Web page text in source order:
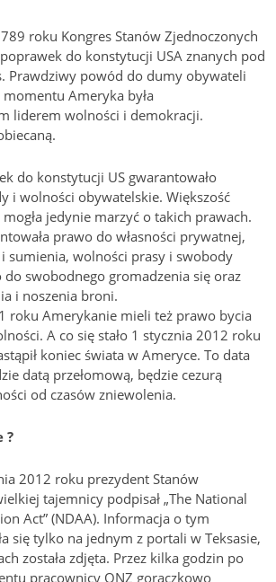
roku Kongres Stanów Zjednoczonych
do konstytucji USA znanych pod
Prawdziwy powód do dumy obywateli
Ameryka była
liderem wolności i demokracji.
do konstytucji US gwarantowało
i wolności obywatelskie. Większość
jedynie marzyć o takich prawach.
prawo do własności prywatnej,
sumienia, wolności prasy i swobody
swobodnego gromadzenia się oraz
i noszenia broni.
roku Amerykanie mieli też prawo bycia
A co się stało 1 stycznia 2012 roku
koniec świata w Ameryce. To data
datą przełomową, będzie cezurą
od czasów zniewolenia.
?
2012 roku prezydent Stanów
tajemnicy podpisał „The National
Act” (NDAA). Informacja o tym
się tylko na jednym z portali w Teksasie,
została zdjęta. Przez kilka godzin po
pracownicy ONZ gorączkowo